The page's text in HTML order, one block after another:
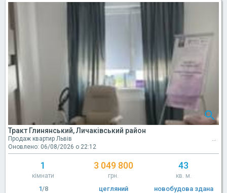
Тракт Глинянський, Личаківський район
Продаж квартир Львів
Оновлено: 06/08/2026 о 22:12
1
кімнати
3 049 800
грн.
43
кв. м.
1/8 цегляний новобудова здана